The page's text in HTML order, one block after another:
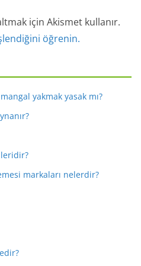
için Akismet kullanır.
öğrenin.
yakmak yasak mı?
markaları nelerdir?